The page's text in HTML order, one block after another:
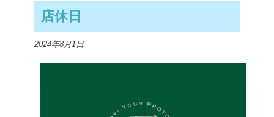
店休日
2024年8月1日